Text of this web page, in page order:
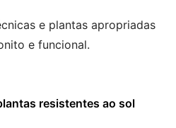
e plantas apropriadas
e funcional.
resistentes ao sol